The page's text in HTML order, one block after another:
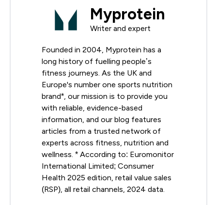
Myprotein
Writer and expert
Founded in 2004, Myprotein has a
long history of fuelling people’s
fitness journeys. As the UK and
Europe's number one sports nutrition
brand*, our mission is to provide you
with reliable, evidence-based
information, and our blog features
articles from a trusted network of
experts across fitness, nutrition and
wellness. * According to: Euromonitor
International Limited; Consumer
Health 2025 edition, retail value sales
(RSP), all retail channels, 2024 data.